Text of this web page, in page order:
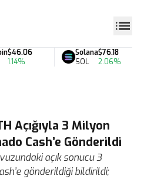
$46.06
1.14%
Solana
SOL
$76.18
2.06%
Açığıyla 3 Milyon
Cash’e Gönderildi
açık sonucu 3
gönderildiği bildirildi;